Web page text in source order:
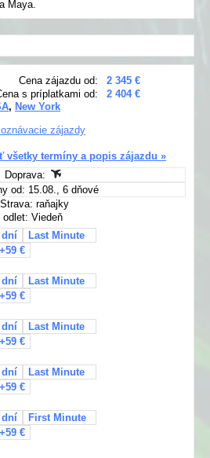
Maya.
Cena zájazdu od:
2 345 €
s príplatkami od:
2 404 €
, New York
zájazdy
všetky termíny a popis zájazdu »
Doprava:
od: 15.08., 6 dňové
Strava: raňajky
odlet: Viedeň
dní
Last Minute
+59 €
dní
Last Minute
+59 €
dní
Last Minute
+59 €
dní
Last Minute
+59 €
dní
First Minute
+59 €